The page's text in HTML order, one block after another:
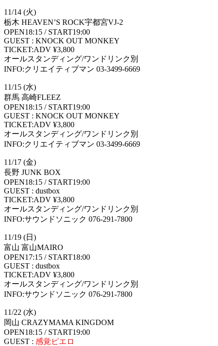
11/14 (火)
栃木 HEAVEN’S ROCK宇都宮VJ-2
OPEN18:15 / START19:00
GUEST : KNOCK OUT MONKEY
TICKET:ADV ¥3,800
オールスタンディング/ワンドリンク別
INFO:クリエイティブマン 03-3499-6669
11/15 (水)
群馬 高崎FLEEZ
OPEN18:15 / START19:00
GUEST : KNOCK OUT MONKEY
TICKET:ADV ¥3,800
オールスタンディング/ワンドリンク別
INFO:クリエイティブマン 03-3499-6669
11/17 (金)
長野 JUNK BOX
OPEN18:15 / START19:00
GUEST : dustbox
TICKET:ADV ¥3,800
オールスタンディング/ワンドリンク別
INFO:サウンドソニック 076-291-7800
11/19 (日)
富山 富山MAIRO
OPEN17:15 / START18:00
GUEST : dustbox
TICKET:ADV ¥3,800
オールスタンディング/ワンドリンク別
INFO:サウンドソニック 076-291-7800
11/22 (水)
岡山 CRAZYMAMA KINGDOM
OPEN18:15 / START19:00
GUEST : 感覚ピエロ